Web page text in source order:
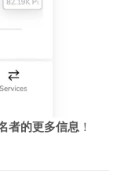
者的更多信息 ！